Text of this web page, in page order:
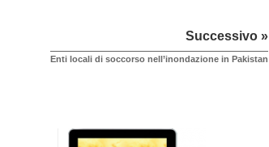
Successivo »
Enti locali di soccorso nell’inondazione in Pakistan